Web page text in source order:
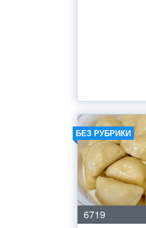
БЕЗ РУБРИКИ
6719